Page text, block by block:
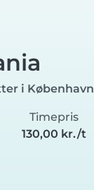
i København
Timepris
130,00 kr./t